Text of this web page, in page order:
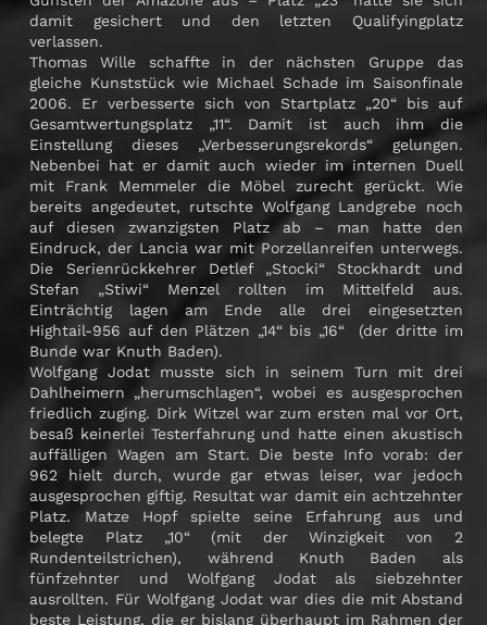
damit gesichert und den letzten Qualifyingplatz
verlassen.
Thomas Wille schaffte in der nächsten Gruppe das
gleiche Kunststück wie Michael Schade im Saisonfinale
2006. Er verbesserte sich von Startplatz „20“ bis auf
Gesamtwertungsplatz „11“. Damit ist auch ihm die
Einstellung dieses „Verbesserungsrekords“ gelungen.
Nebenbei hat er damit auch wieder im internen Duell
mit Frank Memmeler die Möbel zurecht gerückt. Wie
bereits angedeutet, rutschte Wolfgang Landgrebe noch
auf diesen zwanzigsten Platz ab – man hatte den
Eindruck, der Lancia war mit Porzellanreifen unterwegs.
Die Serienrückkehrer Detlef „Stocki“ Stockhardt und
Stefan „Stiwi“ Menzel rollten im Mittelfeld aus.
Einträchtig lagen am Ende alle drei eingesetzten
Hightail-956 auf den Plätzen „14“ bis „16“ (der dritte im
Bunde war Knuth Baden).
Wolfgang Jodat musste sich in seinem Turn mit drei
Dahlheimern „herumschlagen“, wobei es ausgesprochen
friedlich zuging. Dirk Witzel war zum ersten mal vor Ort,
besaß keinerlei Testerfahrung und hatte einen akustisch
auffälligen Wagen am Start. Die beste Info vorab: der
962 hielt durch, wurde gar etwas leiser, war jedoch
ausgesprochen giftig. Resultat war damit ein achtzehnter
Platz. Matze Hopf spielte seine Erfahrung aus und
belegte Platz „10“ (mit der Winzigkeit von 2
Rundenteilstrichen), während Knuth Baden als
fünfzehnter und Wolfgang Jodat als siebzehnter
ausrollten. Für Wolfgang Jodat war dies die mit Abstand
beste Leistung, die er bislang überhaupt im Rahmen der